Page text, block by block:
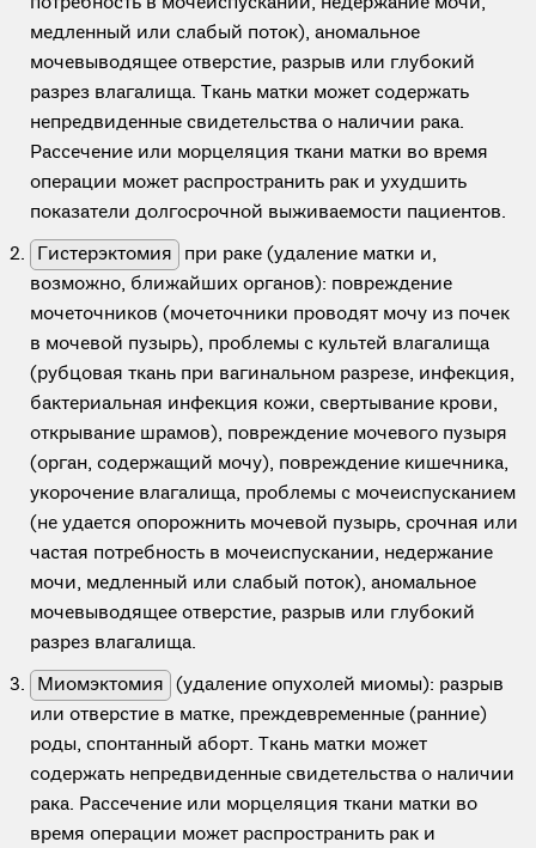
медленный или слабый поток), аномальное
мочевыводящее отверстие, разрыв или глубокий
разрез влагалища. Ткань матки может содержать
непредвиденные свидетельства о наличии рака.
Рассечение или морцеляция ткани матки во время
операции может распространить рак и ухудшить
показатели долгосрочной выживаемости пациентов.
Гистерэктомия при раке (удаление матки и,
возможно, ближайших органов): повреждение
мочеточников (мочеточники проводят мочу из почек
в мочевой пузырь), проблемы с культей влагалища
(рубцовая ткань при вагинальном разрезе, инфекция,
бактериальная инфекция кожи, свертывание крови,
открывание шрамов), повреждение мочевого пузыря
(орган, содержащий мочу), повреждение кишечника,
укорочение влагалища, проблемы с мочеиспусканием
(не удается опорожнить мочевой пузырь, срочная или
частая потребность в мочеиспускании, недержание
мочи, медленный или слабый поток), аномальное
мочевыводящее отверстие, разрыв или глубокий
разрез влагалища.
Миомэктомия (удаление опухолей миомы): разрыв
или отверстие в матке, преждевременные (ранние)
роды, спонтанный аборт. Ткань матки может
содержать непредвиденные свидетельства о наличии
рака. Рассечение или морцеляция ткани матки во
время операции может распространить рак и